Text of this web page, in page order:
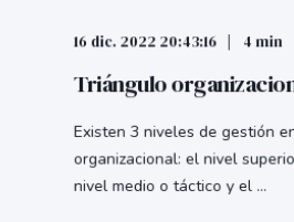
16 dic. 2022 20:43:16 4 min
Triángulo
Existen 3 niveles de gestión
organizacional: el nivel
nivel medio o táctico y el ...